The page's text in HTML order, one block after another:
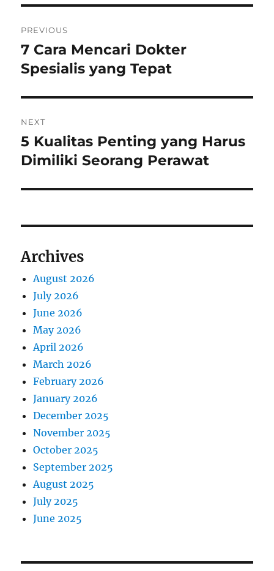
navigation
PREVIOUS
Previous
post:
7 Cara Mencari Dokter
Spesialis yang Tepat
NEXT
Next
post:
5 Kualitas Penting yang Harus
Dimiliki Seorang Perawat
Archives
August 2026
July 2026
June 2026
May 2026
April 2026
March 2026
February 2026
January 2026
December 2025
November 2025
October 2025
September 2025
August 2025
July 2025
June 2025